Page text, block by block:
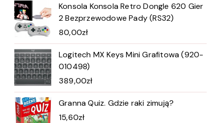
Konsola Konsola Retro Dongle 620 Gier
2 Bezprzewodowe Pady (RS32)
80,00zł
Logitech MX Keys Mini Grafitowa (920-
010498)
389,00zł
Granna Quiz. Gdzie raki zimują?
15,60zł